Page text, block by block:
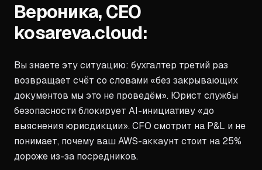
Вероника, CEO
kosareva.cloud:
Вы знаете эту ситуацию: бухгалтер третий раз
возвращает счёт со словами «без закрывающих
документов мы это не проведём». Юрист службы
безопасности блокирует AI-инициативу «до
выяснения юрисдикции». CFO смотрит на P&L и не
понимает, почему ваш AWS-аккаунт стоит на 25%
дороже из-за посредников.